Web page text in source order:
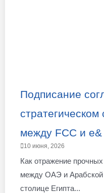
Подписание
стратегическом
между FCC и
10 июня, 2026
Как отражение
между ОАЭ и Арабской
столице Египта...